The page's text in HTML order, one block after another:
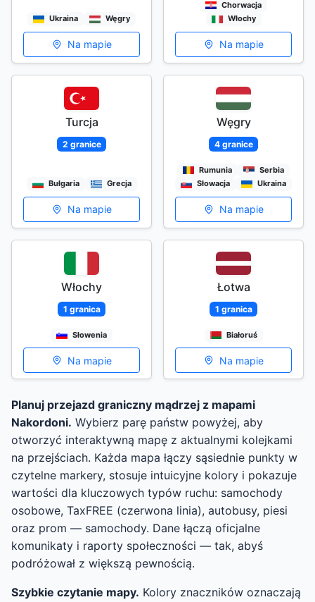
Ukraina Węgry
Na mapie
Chorwacja
Włochy
Na mapie
Turcja
2 granice
Bułgaria Grecja
Na mapie
Węgry
4 granice
Rumunia
Serbia
Słowacja
Ukraina
Na mapie
Włochy
1 granica
Słowenia
Na mapie
Łotwa
1 granica
Białoruś
Na mapie
Planuj przejazd graniczny mądrzej z mapami
Nakordoni. Wybierz parę państw powyżej, aby
otworzyć interaktywną mapę z aktualnymi kolejkami
na przejściach. Każda mapa łączy sąsiednie punkty w
czytelne markery, stosuje intuicyjne kolory i pokazuje
wartości dla kluczowych typów ruchu: samochody
osobowe, TaxFREE (czerwona linia), autobusy, piesi
oraz prom — samochody. Dane łączą oficjalne
komunikaty i raporty społeczności — tak, abyś
podróżował z większą pewnością.
Szybkie czytanie mapy. Kolory znaczników oznaczają